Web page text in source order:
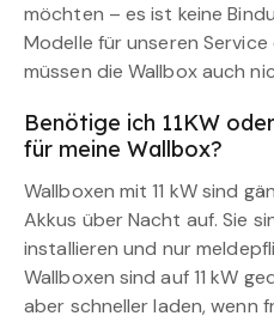
möchten – es ist keine
Modelle für unseren
müssen die Wallbox auch
Benötige ich 11KW
für meine Wallbox?
Wallboxen mit 11 kW sind
Akkus über Nacht auf. Sie
installieren und nur
Wallboxen sind auf 11 kW
aber schneller laden, wenn